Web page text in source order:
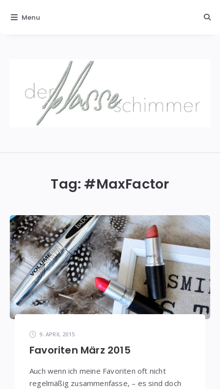
Tag: #MaxFactor
9. APRIL 2015
Favoriten März 2015
Auch wenn ich meine Favoriten oft nicht
regelmäßig zusammenfasse, – es sind doch
Menu